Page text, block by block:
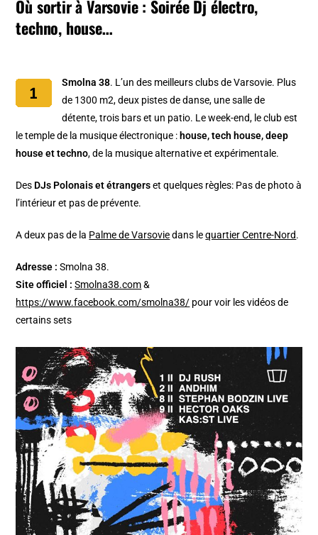
Où sortir à Varsovie : Soirée Dj électro,
techno, house…
Smolna 38. L’un des meilleurs clubs de Varsovie. Plus
de 1300 m2, deux pistes de danse, une salle de
détente, trois bars et un patio. Le week-end, le club est
le temple de la musique électronique : house, tech house, deep
house et techno, de la musique alternative et expérimentale.
Des DJs Polonais et étrangerset quelques règles: Pas de photo à
l’intérieur et pas de prévente.
A deux pas de la Palme de Varsoviedans lequartier Centre-Nord.
Adresse : Smolna 38.
Site officiel : Smolna38.com&
https://www.facebook.com/smolna38/ pour voir les vidéos de
certains sets